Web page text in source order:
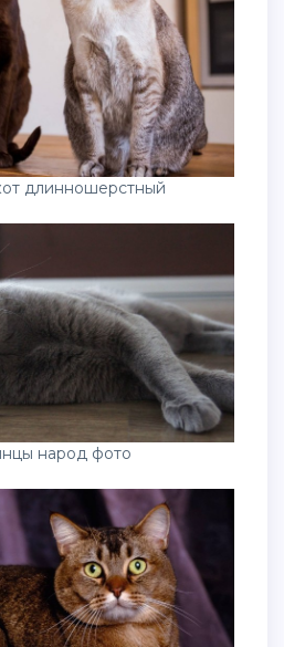
длинношерстный
народ фото